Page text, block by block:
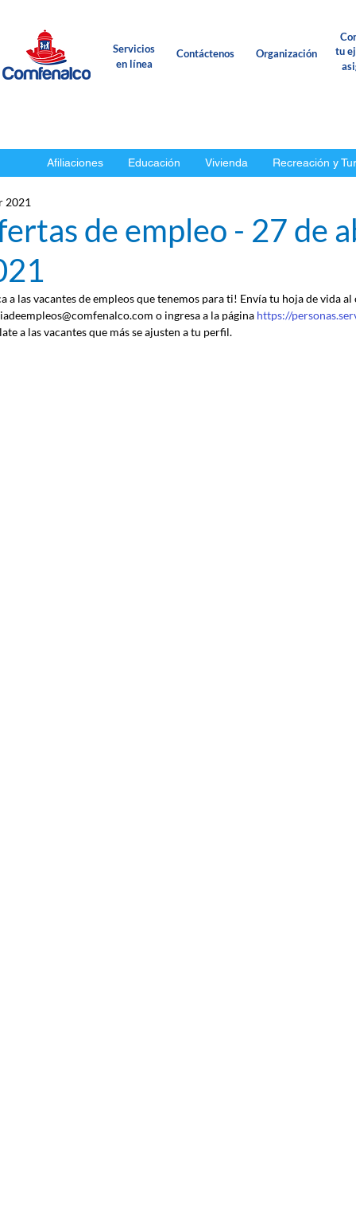
Servicios
en línea
Contáctenos Organización
tu
Afiliaciones Educación Vivienda Recreación y
de empleo - 27 de
2021
a las vacantes de empleos que tenemos para ti! Envía tu hoja de vida
o ingresa a la página https://
a las vacantes que más se ajusten a tu perfil.